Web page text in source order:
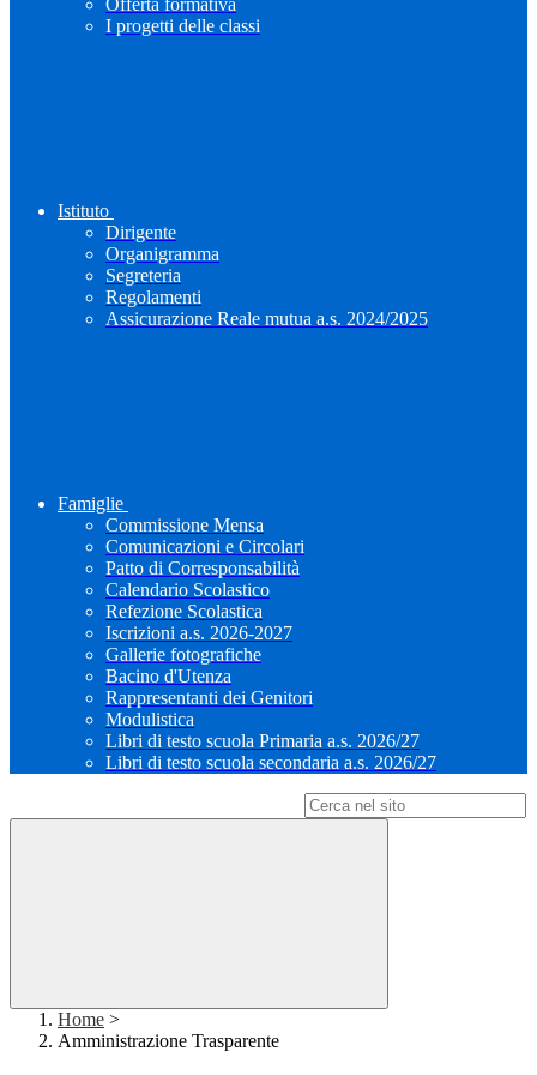
Offerta formativa
I progetti delle classi
Istituto
Dirigente
Organigramma
Segreteria
Regolamenti
Assicurazione Reale mutua a.s. 2024/2025
Famiglie
Commissione Mensa
Comunicazioni e Circolari
Patto di Corresponsabilità
Calendario Scolastico
Refezione Scolastica
Iscrizioni a.s. 2026-2027
Gallerie fotografiche
Bacino d'Utenza
Rappresentanti dei Genitori
Modulistica
Libri di testo scuola Primaria a.s. 2026/27
Libri di testo scuola secondaria a.s. 2026/27
Home >
Amministrazione Trasparente